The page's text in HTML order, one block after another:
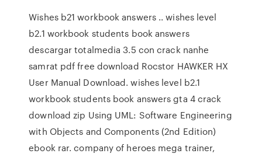
Wishes b21 workbook answers .. wishes level
b2.1 workbook students book answers
descargar totalmedia 3.5 con crack nanhe
samrat pdf free download Rocstor HAWKER HX
User Manual Download. wishes level b2.1
workbook students book answers gta 4 crack
download zip Using UML: Software Engineering
with Objects and Components (2nd Edition)
ebook rar. company of heroes mega trainer,